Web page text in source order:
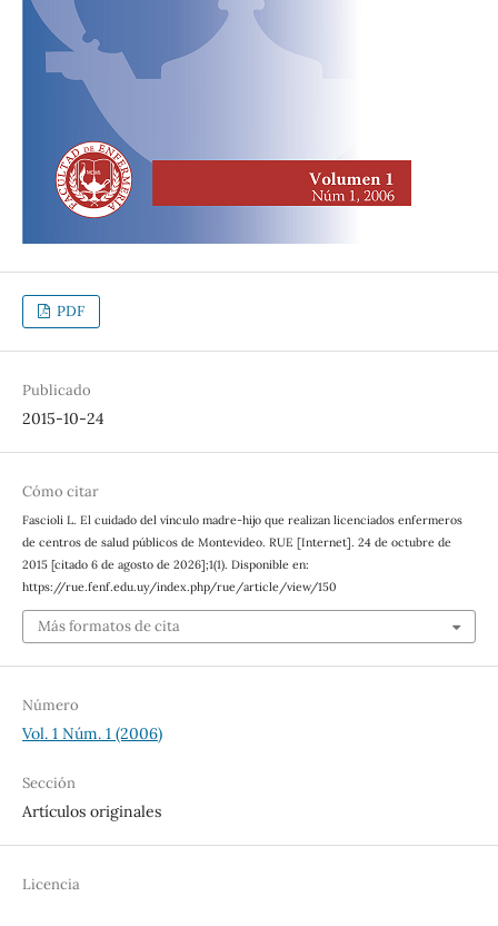
PDF
Publicado
2015-10-24
Cómo citar
Fascioli L. El cuidado del vínculo madre-hijo que realizan licenciados enfermeros
de centros de salud públicos de Montevideo. RUE [Internet]. 24 de octubre de
2015 [citado 6 de agosto de 2026];1(1). Disponible en:
https://rue.fenf.edu.uy/index.php/rue/article/view/150
Más formatos de cita
Número
Vol. 1 Núm. 1 (2006)
Sección
Artículos originales
Licencia